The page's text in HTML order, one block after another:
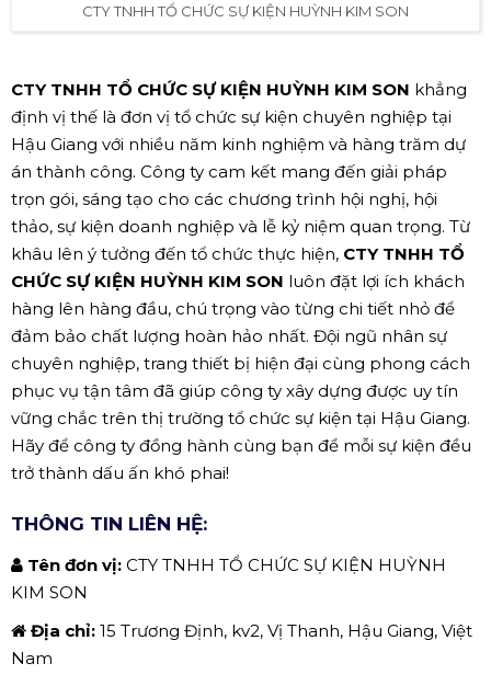
CTY TNHH TỔ CHỨC SỰ KIỆN HUỲNH KIM SON
CTY TNHH TỔ CHỨC SỰ KIỆN HUỲNH KIM SON khẳng
định vị thế là đơn vị tổ chức sự kiện chuyên nghiệp tại
Hậu Giang với nhiều năm kinh nghiệm và hàng trăm dự
án thành công. Công ty cam kết mang đến giải pháp
trọn gói, sáng tạo cho các chương trình hội nghị, hội
thảo, sự kiện doanh nghiệp và lễ kỷ niệm quan trọng. Từ
khâu lên ý tưởng đến tổ chức thực hiện, CTY TNHH TỔ
CHỨC SỰ KIỆN HUỲNH KIM SON luôn đặt lợi ích khách
hàng lên hàng đầu, chú trọng vào từng chi tiết nhỏ để
đảm bảo chất lượng hoàn hảo nhất. Đội ngũ nhân sự
chuyên nghiệp, trang thiết bị hiện đại cùng phong cách
phục vụ tận tâm đã giúp công ty xây dựng được uy tín
vững chắc trên thị trường tổ chức sự kiện tại Hậu Giang.
Hãy để công ty đồng hành cùng bạn để mỗi sự kiện đều
trở thành dấu ấn khó phai!
THÔNG TIN LIÊN HỆ:
Tên đơn vị: CTY TNHH TỔ CHỨC SỰ KIỆN HUỲNH
KIM SON
Địa chỉ: 15 Trương Định, kv2, Vị Thanh, Hậu Giang, Việt
Nam